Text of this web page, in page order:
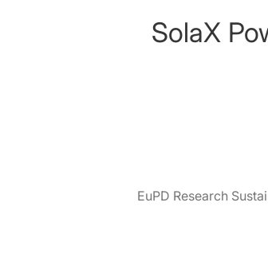
SolaX
EuPD Research